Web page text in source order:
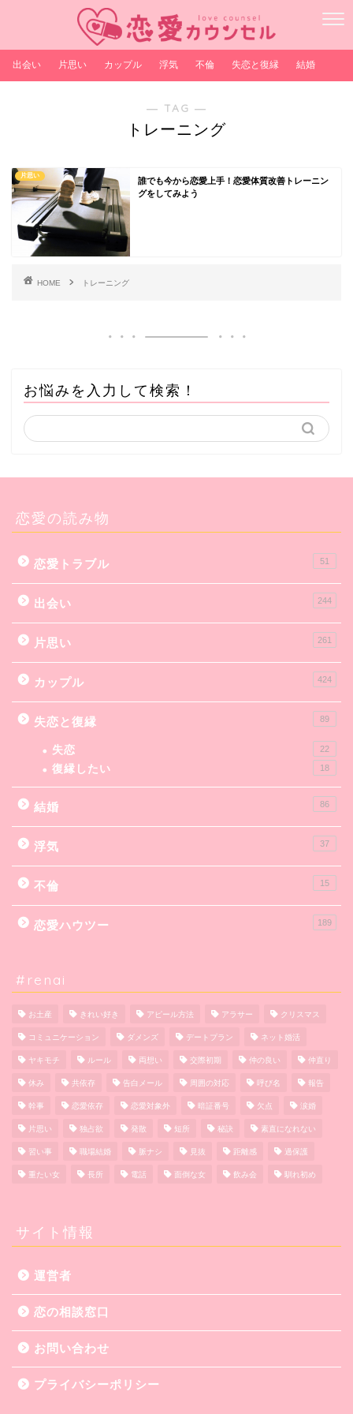
出会い 片思い カップル 浮気 不倫 失恋と復縁 結婚
― TAG ―
トレーニング
片思い
誰でも今から恋愛上手！恋愛体質改善トレーニン
グをしてみよう
HOME トレーニング
お悩みを入力して検索！
恋愛の読み物
恋愛トラブル 51
出会い 244
片思い 261
カップル 424
失恋と復縁 89
失恋 22
復縁したい 18
結婚 86
浮気 37
不倫 15
恋愛ハウツー 189
#renai
お土産 きれい好き アピール方法 アラサー クリスマス
コミュニケーション ダメンズ デートプラン ネット婚活
ヤキモチ ルール 両想い 交際初期 仲の良い 仲直り
休み 共依存 告白メール 周囲の対応 呼び名 報告
幹事 恋愛依存 恋愛対象外 暗証番号 欠点 涙婚
片思い 独占欲 発散 短所 秘訣 素直になれない
習い事 職場結婚 脈ナシ 見抜 距離感 過保護
重たい女 長所 電話 面倒な女 飲み会 馴れ初め
サイト情報
運営者
恋の相談窓口
お問い合わせ
プライバシーポリシー